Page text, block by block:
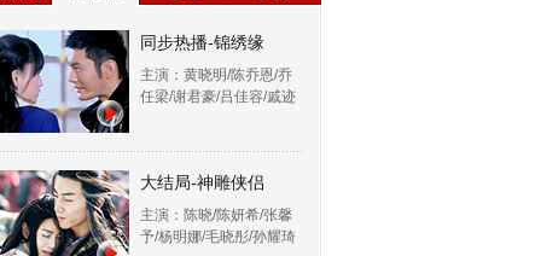
同步热播-锦绣缘
主演：黄晓明/陈乔恩/乔
任梁/谢君豪/吕佳容/戚迹
大结局-神雕侠侣
主演：陈晓/陈妍希/张馨
予/杨明娜/毛晓彤/孙耀琦